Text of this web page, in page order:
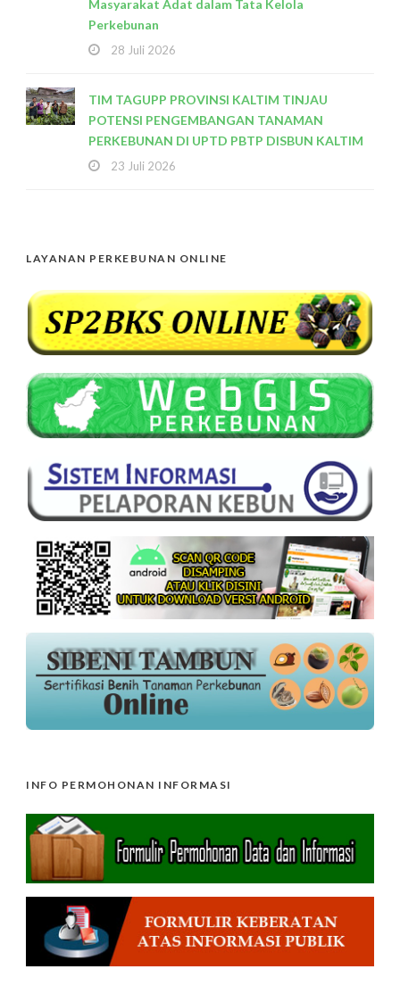
Masyarakat Adat dalam Tata Kelola
Perkebunan
28 Juli 2026
TIM TAGUPP PROVINSI KALTIM TINJAU
POTENSI PENGEMBANGAN TANAMAN
PERKEBUNAN DI UPTD PBTP DISBUN KALTIM
23 Juli 2026
LAYANAN PERKEBUNAN ONLINE
INFO PERMOHONAN INFORMASI